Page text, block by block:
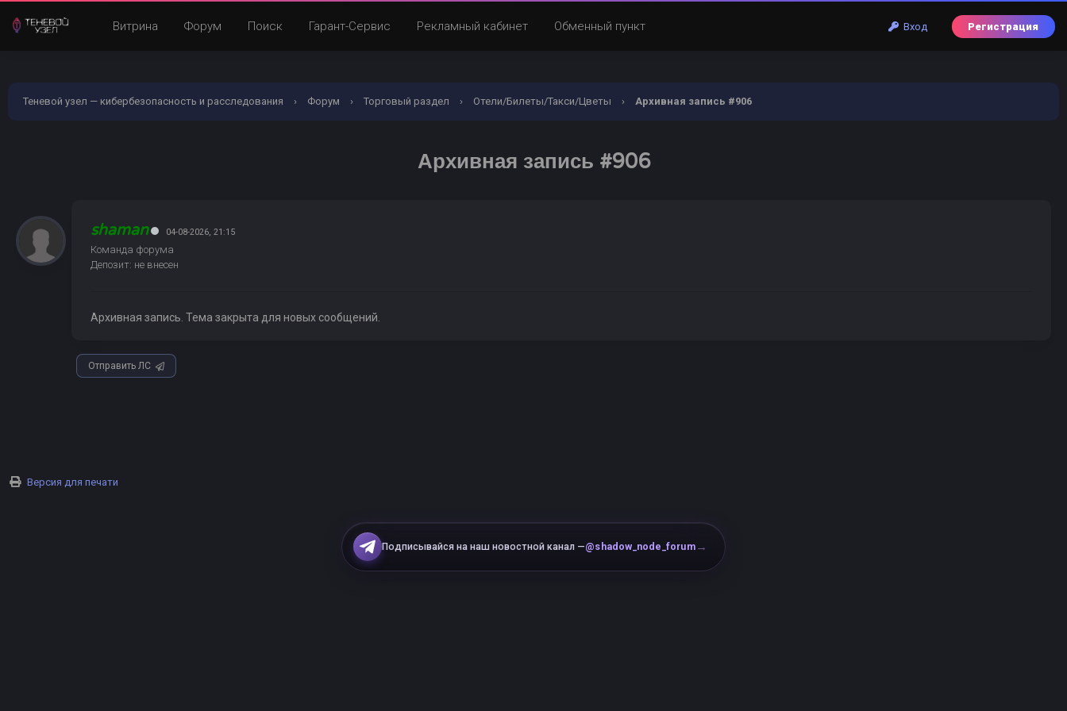
Вход Регистрация
Витрина Форум Поиск Гарант-Сервис Рекламный кабинет Обменный пункт
Теневой узел — кибербезопасность и расследования › Форум › Торговый раздел › Отели/Билеты/Такси/Цветы › Архивная запись #906
Архивная запись #906
shaman 04-08-2026, 21:15
Команда форума
Депозит: не внесен
Архивная запись. Тема закрыта для новых сообщений.
Отправить ЛС
Версия для печати
Подписывайся на наш новостной канал —@shadow_node_forum→